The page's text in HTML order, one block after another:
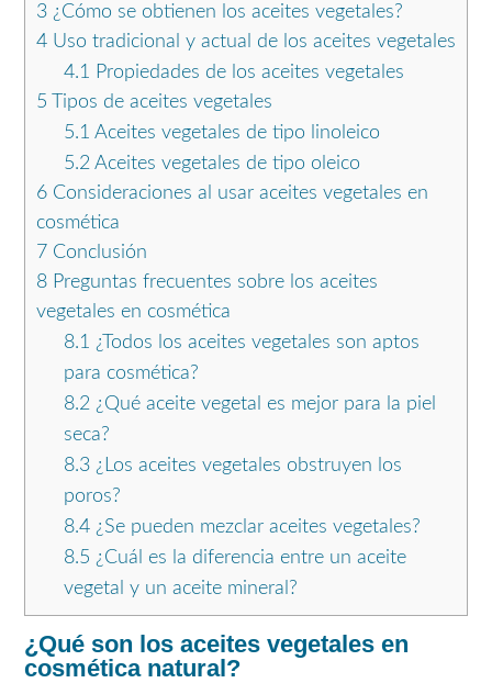
3 ¿Cómo se obtienen los aceites vegetales?
4 Uso tradicional y actual de los aceites vegetales
4.1
Propiedades de los aceites vegetales
5 Tipos de aceites vegetales
5.1 Aceites vegetales de tipo linoleico
5.2 Aceites vegetales de tipo oleico
6 Consideraciones al usar aceites vegetales en
cosmética
7 Conclusión
8 Preguntas frecuentes sobre los aceites
vegetales en cosmética
8.1 ¿Todos los aceites vegetales son aptos
para cosmética?
8.2 ¿Qué aceite vegetal es mejor para la piel
seca?
8.3¿Los aceites vegetales obstruyen los
poros?
8.4¿Se pueden mezclar aceites vegetales?
8.5 ¿Cuál es la diferencia entre un aceite
vegetal y un aceite mineral?
¿Qué son los aceites vegetales en
cosmética natural?